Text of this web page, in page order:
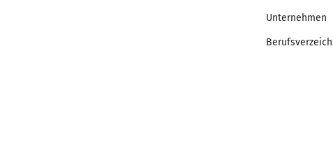
Unternehmen